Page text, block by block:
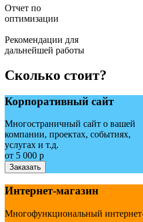
Отчет по
оптимизации
Рекомендации для
дальнейшей работы
Сколько стоит?
Корпоративный сайт
Многостраничный сайт о вашей
компании, проектах, событиях,
услугах и т.д.
от 5 000 р
Заказать
Интернет-магазин
Многофункциональный